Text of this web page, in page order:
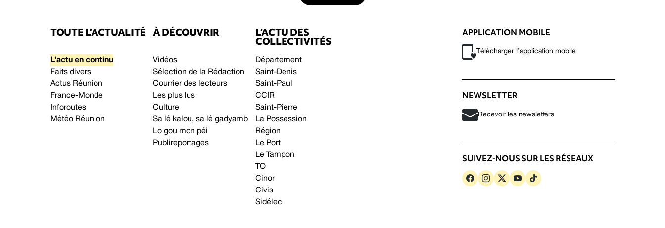
TOUTE L’ACTUALITÉ
L’actu en continu
Faits divers
Actus Réunion
France-Monde
Inforoutes
Météo Réunion
À DÉCOUVRIR
Vidéos
Sélection de la Rédaction
Courrier des lecteurs
Les plus lus
Culture
Sa lé kalou, sa lé gadyamb
Lo gou mon péi
Publireportages
L’ACTU DES
COLLECTIVITÉS
Département
Saint-Denis
Saint-Paul
CCIR
Saint-Pierre
La Possession
Région
Le Port
Le Tampon
TO
Cinor
Civis
Sidélec
APPLICATION MOBILE
Télécharger l’application mobile
NEWSLETTER
Recevoir les newsletters
SUIVEZ-NOUS SUR LES RÉSEAUX